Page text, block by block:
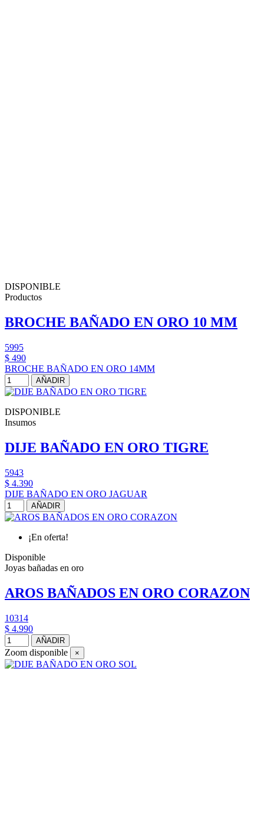
DISPONIBLE
Productos
BROCHE BAÑADO EN ORO 10 MM
5995
$ 490
BROCHE BAÑADO EN ORO 14MM
AÑADIR
DISPONIBLE
Insumos
DIJE BAÑADO EN ORO TIGRE
5943
$ 4.390
DIJE BAÑADO EN ORO JAGUAR
AÑADIR
¡En oferta!
Disponible
Joyas bañadas en oro
AROS BAÑADOS EN ORO CORAZON
10314
$ 4.990
AÑADIR
Zoom disponible ×